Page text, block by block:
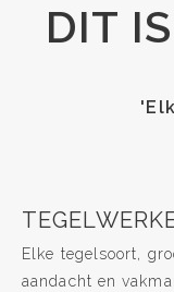
DIT
Elke tegelsoort,
aandacht en